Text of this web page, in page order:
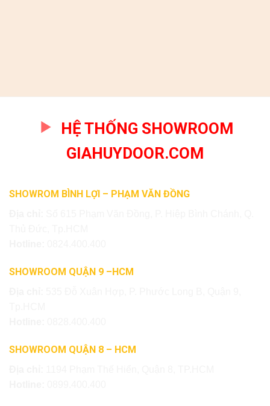
HỆ THỐNG SHOWROOM
GIAHUYDOOR.COM
SHOWROM BÌNH LỢI – PHẠM VĂN ĐỒNG
SHOWROOM QUẬN 9 –HCM
SHOWROOM QUẬN 8 – HCM